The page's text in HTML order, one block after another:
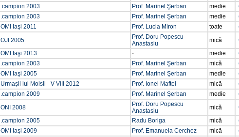
.campion 2003 Prof. Marinel Şerban medie
.campion 2003 Prof. Marinel Şerban medie
OMI Iaşi 2011 Prof. Lucia Miron toate
OJI 2005
Prof. Doru Popescu
Anastasiu
mică
OMI Iaşi 2013 - medie
.campion 2003 Prof. Marinel Şerban mică
OMI Iaşi 2005 Prof. Marinel Şerban medie
Urmaşii lui Moisil - V-VIII 2012 Prof. Ionel Maftei mică
.campion 2009 Prof. Marinel Şerban medie
ONI 2008
Prof. Doru Popescu
Anastasiu
mică
.campion 2005 Radu Boriga mică
OMI Iaşi 2009 Prof. Emanuela Cerchez mică